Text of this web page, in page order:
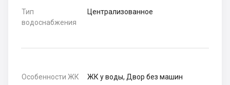
Тип
водоснабжения
Централизованное
Особенности ЖК ЖК у воды, Двор без машин